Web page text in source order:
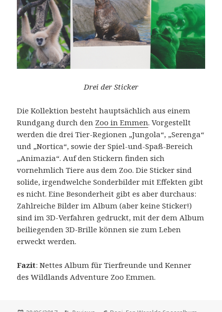
Drei der Sticker
Die Kollektion besteht hauptsächlich aus einem
Rundgang durch den Zoo in Emmen. Vorgestellt
werden die drei Tier-Regionen „Jungola“, „Serenga“
und „Nortica“, sowie der Spiel-und-Spaß-Bereich
„Animazia“. Auf den Stickern finden sich
vornehmlich Tiere aus dem Zoo. Die Sticker sind
solide, irgendwelche Sonderbilder mit Effekten gibt
es nicht. Eine Besonderheit gibt es aber durchaus:
Zahlreiche Bilder im Album (aber keine Sticker!)
sind im 3D-Verfahren gedruckt, mit der dem Album
beiliegenden 3D-Brille können sie zum Leben
erweckt werden.
Fazit: Nettes Album für Tierfreunde und Kenner
des Wildlands Adventure Zoo Emmen.